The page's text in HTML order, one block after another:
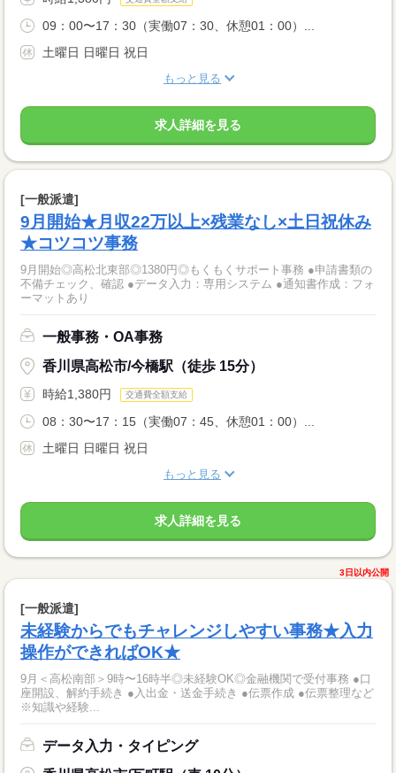
09：00〜17：30（実働07：30、休憩01：00）...
土曜日 日曜日 祝日
もっと見る
求人詳細を見る
[一般派遣]
9月開始★月収22万以上×残業なし×土日祝休み
★コツコツ事務
9月開始◎高松北東部◎1380円◎もくもくサポート事務 ●申請書類の
不備チェック、確認 ●データ入力：専用システム ●通知書作成：フォ
ーマットあり
一般事務・OA事務
香川県高松市/今橋駅（徒歩 15分）
時給1,380円 交通費全額支給
08：30〜17：15（実働07：45、休憩01：00）...
土曜日 日曜日 祝日
もっと見る
求人詳細を見る
3日以内公開
[一般派遣]
未経験からでもチャレンジしやすい事務★入力
操作ができればOK★
9月＜高松南部＞9時〜16時半◎未経験OK◎金融機関で受付事務 ●口
座開設、解約手続き ●入出金・送金手続き ●伝票作成 ●伝票整理など
※知識や経験...
データ入力・タイピング